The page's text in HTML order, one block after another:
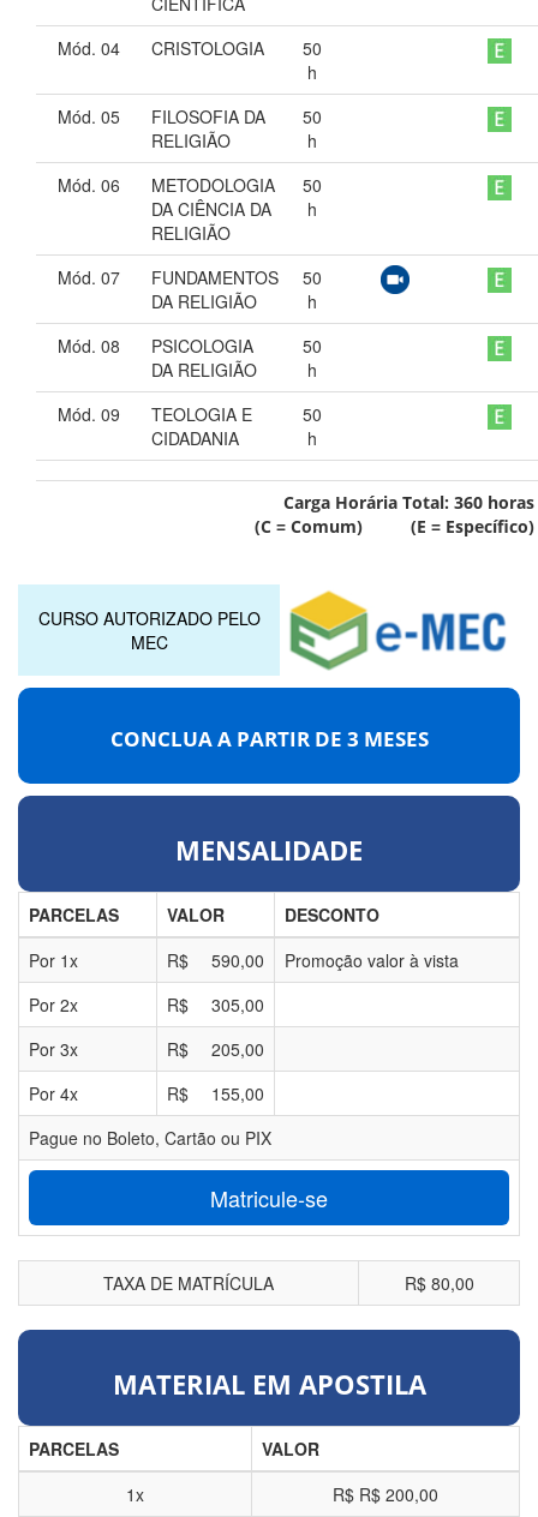
Mód. 04 CRISTOLOGIA
50
h
Mód. 05
FILOSOFIA DA
RELIGIÃO
50
h
Mód. 06
METODOLOGIA
DA CIÊNCIA DA
RELIGIÃO
50
h
Mód. 07
FUNDAMENTOS
DA RELIGIÃO
50
h
Mód. 08
PSICOLOGIA
DA RELIGIÃO
50
h
Mód. 09
TEOLOGIA E
CIDADANIA
50
h
Carga Horária Total: 360 horas
(C = Comum) (E = Específico)
CURSO AUTORIZADO PELO
MEC
CONCLUA A PARTIR DE 3 MESES
MENSALIDADE
PARCELAS VALOR
DESCONTO
Por 1x R$ 590,00
Promoção valor à vista
Por 2x R$
305,00
Por 3x R$
205,00
Por 4x R$
155,00
Pague no Boleto, Cartão ou PIX
Matricule-se
TAXA DE MATRÍCULA R$ 80,00
MATERIAL EM APOSTILA
PARCELAS
VALOR
1x
R$ R$ 200,00